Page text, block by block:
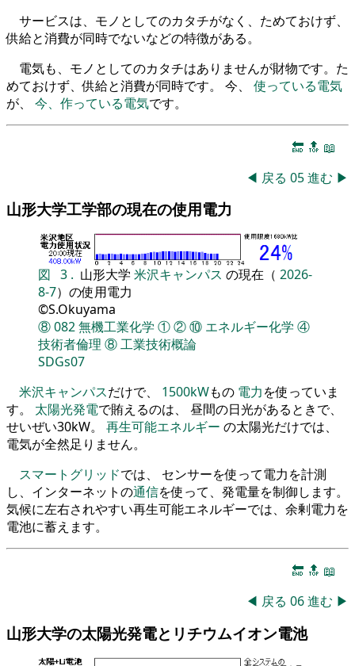
サービスは、モノとしてのカタチがなく、ためておけず、
供給と消費が同時でないなどの特徴がある。
電気も、モノとしてのカタチはありませんが財物です。た
めておけず、供給と消費が同時です。 今、 使っている電気
が、 今、作っている電気です。
🔚 🔝 📖
◀ 戻る 05進む ▶
山形大学工学部の現在の使用電力
図 3 . 山形大学 米沢キャンパス の現在（ 2026-
8-7）の使用電力
©S.Okuyama
⑧082無機工業化学 ①②⑩ エネルギー化学 ④
技術者倫理 ⑧工業技術概論
SDGs07
米沢キャンパスだけで、 1500kWもの 電力を使っていま
す。 太陽光発電で賄えるのは、 昼間の日光があるときで、
せいぜい30kW。 再生可能エネルギー の太陽光だけでは、
電気が全然足りません。
スマートグリッドでは、 センサーを使って電力を計測
し、インターネットの通信を使って、発電量を制御します。
気候に左右されやすい再生可能エネルギーでは、余剰電力を
電池に蓄えます。
🔚 🔝 📖
◀ 戻る 06進む ▶
山形大学の太陽光発電とリチウムイオン電池